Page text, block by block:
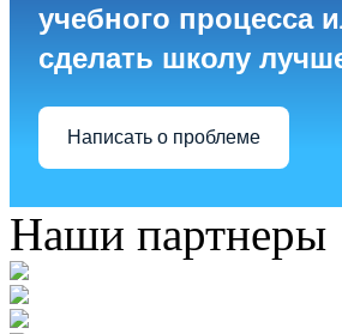
учебного процесса
сделать школу
Написать о проблеме
Наши партнеры